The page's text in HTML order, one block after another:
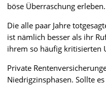
böse Überraschung erleben.
Die alle paar Jahre
ist nämlich besser als ihr
ihrem so häufig kritisierten
Private
Niedrigzinsphasen. Sollte